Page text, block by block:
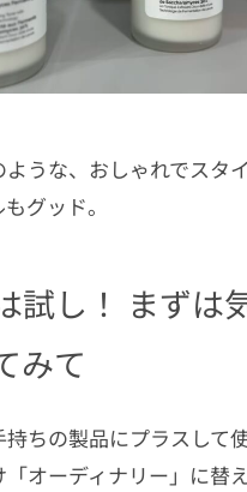
ような、おしゃれでスタ
グッド。
試し！ まずは
みて
持ちの製品にプラスして
オーディナリー」に替